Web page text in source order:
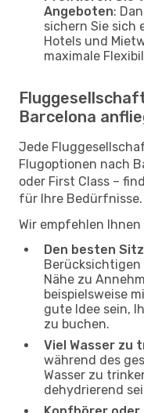
Angeboten:
sichern Sie sich
Hotels und
maximale
Barcelona
Jede
Flugoptionen nach
oder First Class –
für Ihre Bedürfnisse.
Wir empfehlen
Den besten
Nähe zu
beispielsweise
gute Idee sein,
zu buchen.
Viel Wasser zu
während des
Wasser zu
dehydrierend